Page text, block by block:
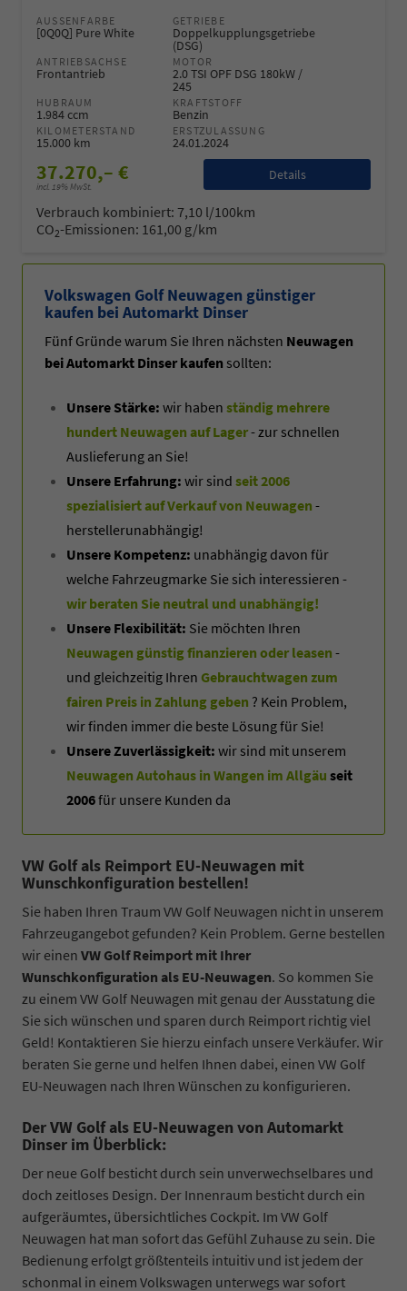
AUSSENFARBE
[0Q0Q] Pure White
GETRIEBE
Doppelkupplungsgetriebe
(DSG)
ANTRIEBSACHSE
Frontantrieb
MOTOR
2.0 TSI OPF DSG 180kW /
245
HUBRAUM
1.984 ccm
KRAFTSTOFF
Benzin
KILOMETERSTAND
15.000 km
ERSTZULASSUNG
24.01.2024
37.270,– €
incl. 19% MwSt.
Details
Verbrauch kombiniert: 7,10 l/100km
CO2-Emissionen: 161,00 g/km
Volkswagen Golf Neuwagen günstiger
kaufen bei Automarkt Dinser
Fünf Gründe warum Sie Ihren nächsten Neuwagen
bei Automarkt Dinser kaufen sollten:
Unsere Stärke: wir haben ständig mehrere
hundert Neuwagen auf Lager- zur schnellen
Auslieferung an Sie!
Unsere Erfahrung: wir sind seit 2006
spezialisiert auf Verkauf von Neuwagen -
herstellerunabhängig!
Unsere Kompetenz: unabhängig davon für
welche Fahrzeugmarke Sie sich interessieren -
wir beraten Sie neutral und unabhängig!
Unsere Flexibilität: Sie möchten Ihren
Neuwagen günstig finanzieren oder leasen -
und gleichzeitig Ihren Gebrauchtwagen zum
fairen Preis in Zahlung geben ? Kein Problem,
wir finden immer die beste Lösung für Sie!
Unsere Zuverlässigkeit: wir sind mit unserem
Neuwagen Autohaus in Wangen im Allgäu seit
2006für unsere Kunden da
VW Golf als Reimport EU-Neuwagen mit
Wunschkonfiguration bestellen!
Sie haben Ihren Traum VW Golf Neuwagen nicht in unserem
Fahrzeugangebot gefunden? Kein Problem. Gerne bestellen
wir einen VW Golf Reimport mit Ihrer
Wunschkonfiguration als EU-Neuwagen. So kommen Sie
zu einem VW Golf Neuwagen mit genau der Ausstatung die
Sie sich wünschen und sparen durch Reimport richtig viel
Geld! Kontaktieren Sie hierzu einfach unsere Verkäufer. Wir
beraten Sie gerne und helfen Ihnen dabei, einen VW Golf
EU-Neuwagen nach Ihren Wünschen zu konfigurieren.
Der VW Golf als EU-Neuwagen von Automarkt
Dinser im Überblick:
Der neue Golf besticht durch sein unverwechselbares und
doch zeitloses Design. Der Innenraum besticht durch ein
aufgeräumtes, übersichtliches Cockpit. Im VW Golf
Neuwagen hat man sofort das Gefühl Zuhause zu sein. Die
Bedienung erfolgt größtenteils intuitiv und ist jedem der
schonmal in einem Volkswagen unterwegs war sofort